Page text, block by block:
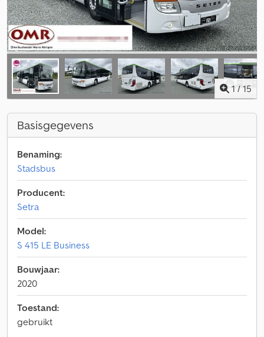
1 / 15
Basisgegevens
Benaming:
Stadsbus
Producent:
Setra
Model:
S 415 LE Business
Bouwjaar:
2020
Toestand:
gebruikt